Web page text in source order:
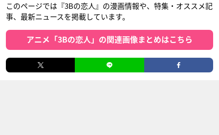
このページでは『3Bの恋人』の漫画情報や、特集・オススメ記
事、最新ニュースを掲載しています。
アニメ「3Bの恋人」の関連画像まとめはこちら